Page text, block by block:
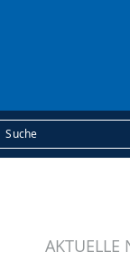
AKTUELLE